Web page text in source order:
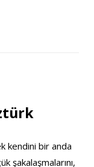
kendini bir anda
şakalaşmalarını,